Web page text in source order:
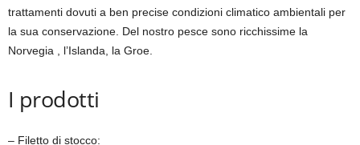
trattamenti dovuti a ben precise condizioni climatico ambientali per
la sua conservazione. Del nostro pesce sono ricchissime la
Norvegia , l’Islanda, la Groe.
I prodotti
– Filetto di stocco: